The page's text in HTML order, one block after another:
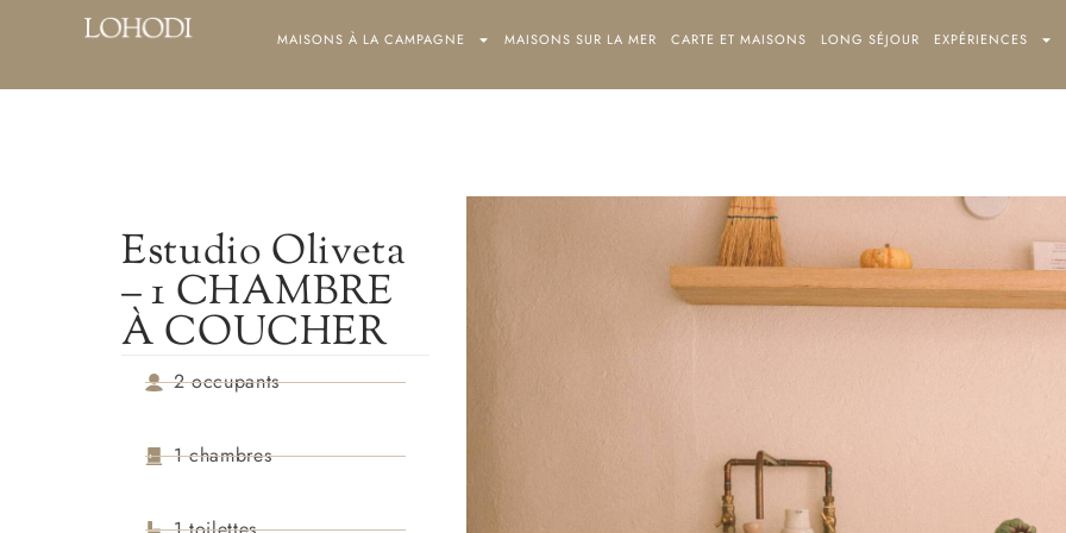
MAISONS À LA CAMPAGNE MAISONS SUR LA MER CARTE ET MAISONS LONG SÉJOUR EXPÉRIENCES
MAISONS À LA CAMPAGNE MAISONS SUR LA MER CARTE ET MAISONS LONG SÉJOUR
Estudio Oliveta
– 1 CHAMBRE
À COUCHER
2 occupants
1 chambres